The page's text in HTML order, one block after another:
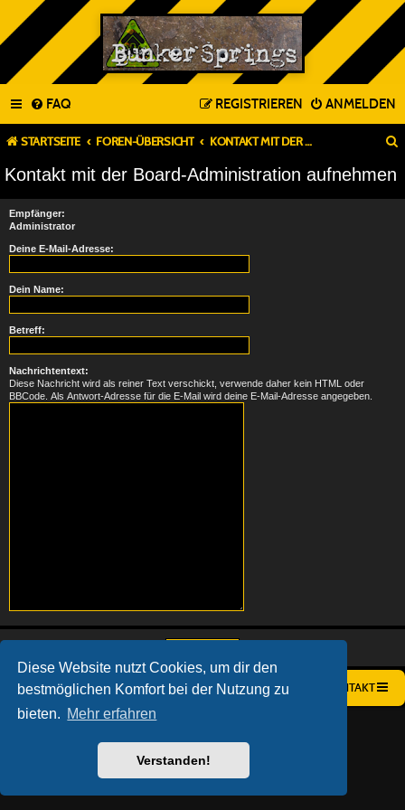
Diese Website nutzt Cookies, um dir den
bestmöglichen Komfort bei der Nutzung zu
bieten. Mehr erfahren
Verstanden!
FAQ ANMELDEN
REGISTRIEREN
STARTSEITE FOREN-ÜBERSICHT KONTAKT MIT DER BOARD-ADMINISTRATION AUFNEHMEN
Kontakt mit der Board-Administration aufnehmen
Empfänger:
Administrator
Deine E-Mail-Adresse:
Dein Name:
Betreff:
Nachrichtentext:
Diese Nachricht wird als reiner Text verschickt, verwende daher kein HTML oder
BBCode. Als Antwort-Adresse für die E-Mail wird deine E-Mail-Adresse angegeben.
STARTSEITE FOREN-ÜBERSICHT KONTAKT
AÇIEEED! STYLE BY
DATENSCHUTZ|NUTZUNGSBEDINGUNGEN